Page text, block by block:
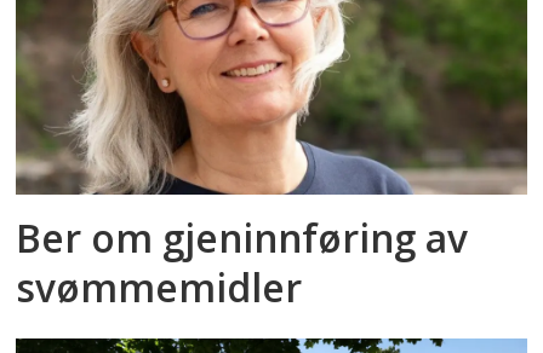
Ber om gjeninnføring av
svømmemidler